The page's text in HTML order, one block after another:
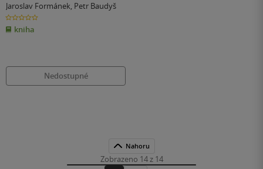
Jaroslav Formánek, Petr Baudyš
0.0
z
5
hvězdiček
kniha
Nedostupné
Nahoru
Zobrazeno 14 z 14